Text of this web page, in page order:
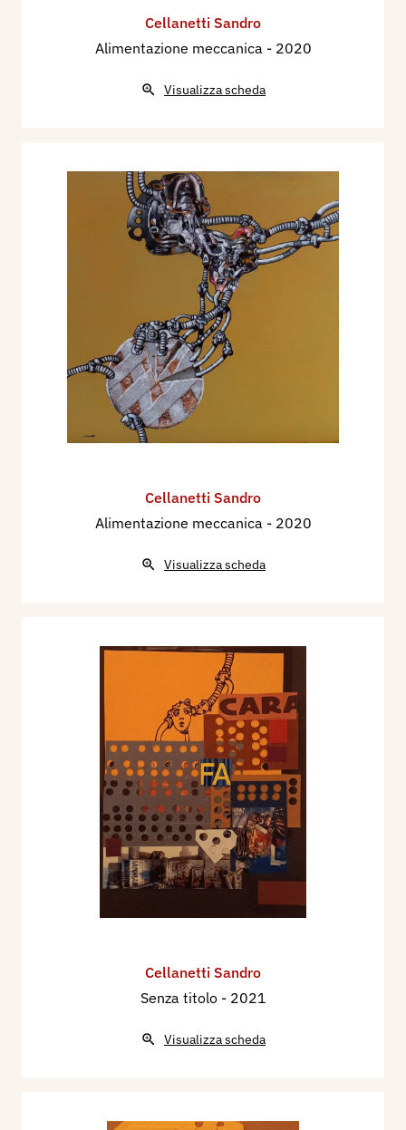
Cellanetti Sandro
Alimentazione meccanica - 2020
Visualizza scheda
Cellanetti Sandro
Alimentazione meccanica - 2020
Visualizza scheda
Cellanetti Sandro
Senza titolo - 2021
Visualizza scheda